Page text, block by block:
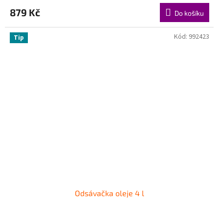
879 Kč Do košíku
Tip
Odsávačka oleje 4 l
Kód: 992423